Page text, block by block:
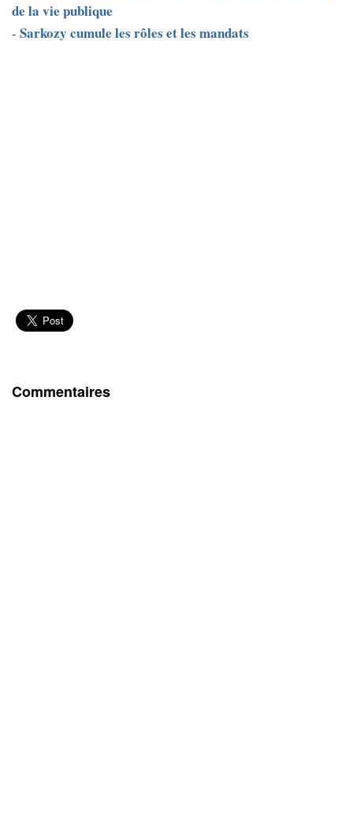
de la vie publique
- Sarkozy cumule les rôles et les mandats
Commentaires